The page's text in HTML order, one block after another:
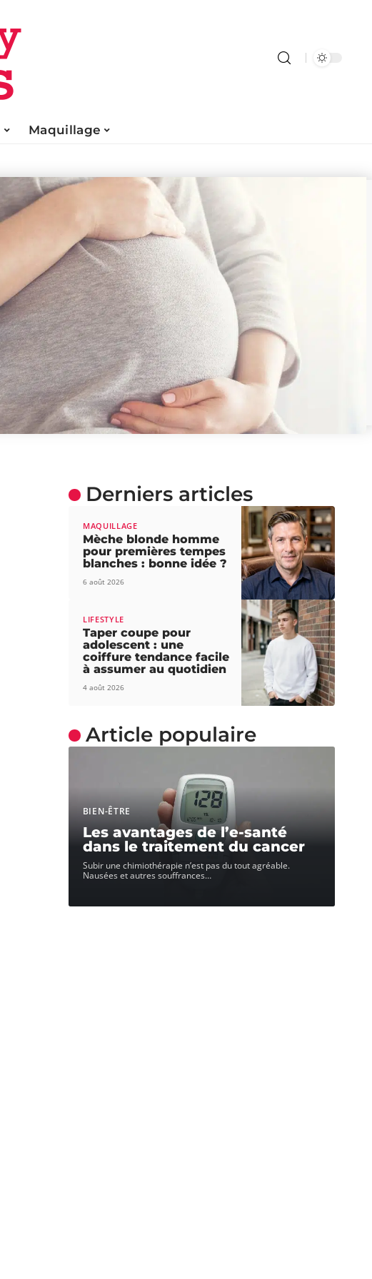
Maquillage
Derniers articles
MAQUILLAGE
Mèche blonde homme
pour premières tempes
blanches : bonne idée ?
6 août 2026
LIFESTYLE
Taper coupe pour
adolescent : une
coiffure tendance facile
à assumer au quotidien
4 août 2026
Article populaire
BIEN-ÊTRE
Les avantages de l’e-santé
dans le traitement du cancer
Subir une chimiothérapie n’est pas du tout agréable.
Nausées et autres souffrances…